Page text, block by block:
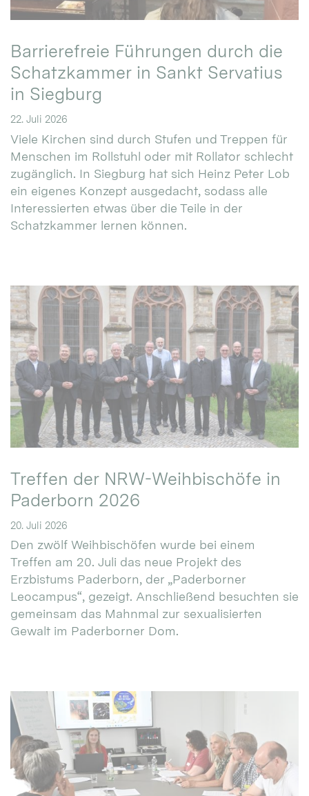
Barrierefreie Führungen durch die
Schatzkammer in Sankt Servatius
in Siegburg
22. Juli 2026
Viele Kirchen sind durch Stufen und Treppen für
Menschen im Rollstuhl oder mit Rollator schlecht
zugänglich. In Siegburg hat sich Heinz Peter Lob
ein eigenes Konzept ausgedacht, sodass alle
Interessierten etwas über die Teile in der
Schatzkammer lernen können.
Treffen der NRW-Weihbischöfe in
Paderborn 2026
20. Juli 2026
Den zwölf Weihbischöfen wurde bei einem
Treffen am 20. Juli das neue Projekt des
Erzbistums Paderborn, der „Paderborner
Leocampus“, gezeigt. Anschließend besuchten sie
gemeinsam das Mahnmal zur sexualisierten
Gewalt im Paderborner Dom.